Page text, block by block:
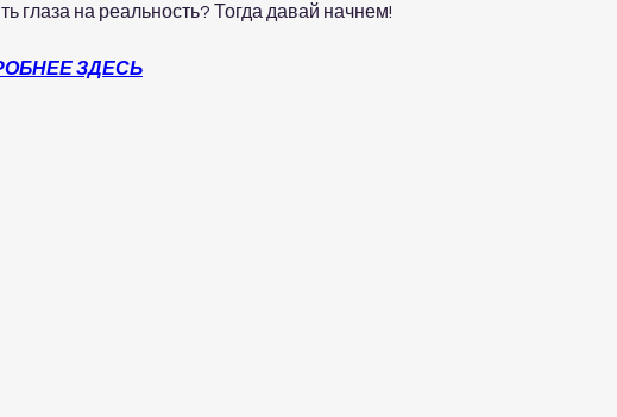
глаза на реальность? Тогда давай начнем!
ЗДЕСЬ